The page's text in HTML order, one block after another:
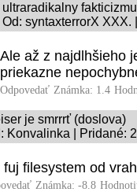
ultraradikalny
Od: syntaxterrorX XXX.
Ale až z najdlhšieho
priekazne
Odpovedať Známka: 1.4
je smrrrť (doslova)
Konvalinka | Pridané:
fuj filesystem od
Známka: -8.8